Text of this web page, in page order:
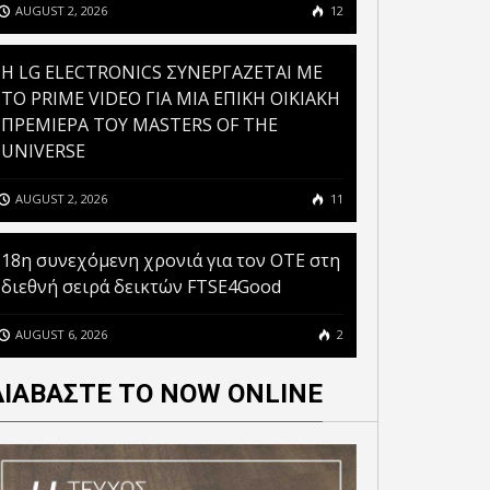
TELEKOM ΣΤΟΥΣ
CLIMATE LEADERS”
FINANCIAL TIMES ΓΙΑ
ΣΥΝΕΧΟΜΕΝΗ ΧΡΟΝΙΑ
ΤΟ GOV.GR ΚΑΙ ΤΟ GOV.GR
ΠΡΟΣΩΠΟΠΟΙΗΜΕΝΗ ΚΑΙ
ΕΝΙΑΙΑ ΕΜΠΕΙΡΙΑ
ΕΞΥΠΗΡΕΤΗΣΗΣ ΠΟΛΙΤΩΝ
ΚΑΙ ΕΠΙΧΕΙΡΗΣΕΩΝ
AUGUST 2, 2026 12
H LG ELECTRONICS ΣΥΝΕΡΓΑΖΕΤΑΙ ΜΕ
ΤΟ PRIME VIDEO ΓΙΑ ΜΙΑ ΕΠΙΚΗ ΟΙΚΙΑΚΗ
ΠΡΕΜΙΕΡΑ ΤΟΥ MASTERS OF THE
UNIVERSE
AUGUST 2, 2026 11
18η συνεχόμενη χρονιά για τον ΟΤΕ στη
διεθνή σειρά δεικτών FTSE4Good
AUGUST 6, 2026 2
ΤΟ NOW ONLINE